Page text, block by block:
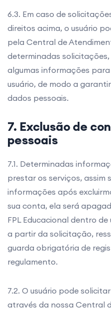
6.3. Em caso de
direitos acima, o usuário
pela Central de
determinadas
algumas informações
usuário, de modo a
dados pessoais.
7. Exclusão de
pessoais
7.1. Determinadas
prestar os serviços, assim
informações após
sua conta, ela será
FPL Educacional dentro
a partir da solicitação,
guarda obrigatória de
regulamento.
7.2. O usuário pode
através da nossa Central